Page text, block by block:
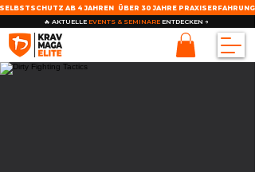
SELBSTSCHUTZ AB 4 JAHREN ÜBER 30 JAHRE PRAXISERFAHRUNG
🔥 AKTUELLE EVENTS & SEMINARE ENTDECKEN →